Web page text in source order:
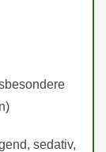
sedativ,